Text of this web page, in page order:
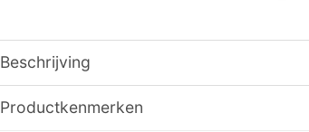
Beschrijving
Productkenmerken